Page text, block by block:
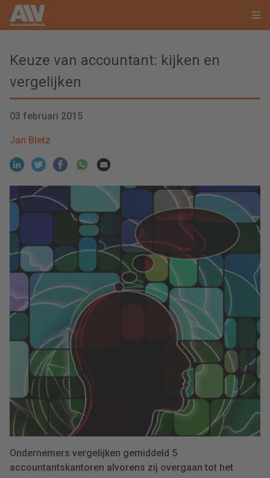
Keuze van accountant: kijken en
vergelijken
03 februari 2015
Jan Bletz
Ondernemers vergelijken gemiddeld 5
accountantskantoren alvorens zij overgaan tot het